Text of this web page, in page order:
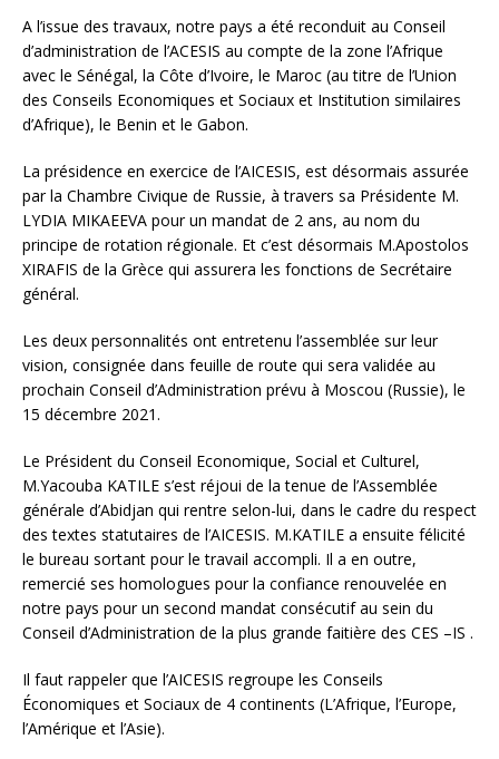
A l’issue des travaux, notre pays a été reconduit au Conseil
d’administration de l’ACESIS au compte de la zone l’Afrique
avec le Sénégal, la Côte d’Ivoire, le Maroc (au titre de l’Union
des Conseils Economiques et Sociaux et Institution similaires
d’Afrique), le Benin et le Gabon.
La présidence en exercice de l’AICESIS, est désormais assurée
par la Chambre Civique de Russie, à travers sa Présidente M.
LYDIA MIKAEEVA pour un mandat de 2 ans, au nom du
principe de rotation régionale. Et c’est désormais M.Apostolos
XIRAFIS de la Grèce qui assurera les fonctions de Secrétaire
général.
Les deux personnalités ont entretenu l’assemblée sur leur
vision, consignée dans feuille de route qui sera validée au
prochain Conseil d’Administration prévu à Moscou (Russie), le
15 décembre 2021.
Le Président du Conseil Economique, Social et Culturel,
M.Yacouba KATILE s’est réjoui de la tenue de l’Assemblée
générale d’Abidjan qui rentre selon-lui, dans le cadre du respect
des textes statutaires de l’AICESIS. M.KATILE a ensuite félicité
le bureau sortant pour le travail accompli. Il a en outre,
remercié ses homologues pour la confiance renouvelée en
notre pays pour un second mandat consécutif au sein du
Conseil d’Administration de la plus grande faitière des CES –IS .
Il faut rappeler que l’AICESIS regroupe les Conseils
Économiques et Sociaux de 4 continents (L’Afrique, l’Europe,
l’Amérique et l’Asie).